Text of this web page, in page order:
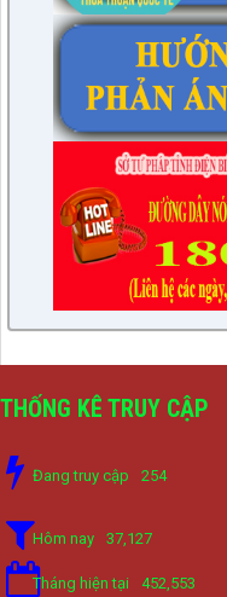
THỐNG KÊ TRUY CẬP
Đang truy cập 254
Hôm nay 37,127
Tháng hiện tại 452,553